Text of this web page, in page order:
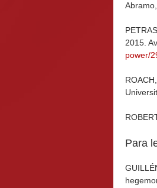
2015.
power/
ROACH,
Para